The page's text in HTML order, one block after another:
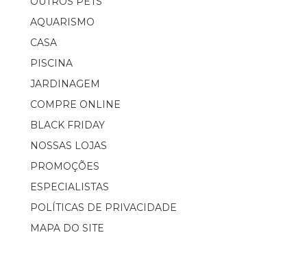
AQUARISMO
CASA
PISCINA
JARDINAGEM
COMPRE ONLINE
BLACK FRIDAY
NOSSAS LOJAS
PROMOÇÕES
ESPECIALISTAS
POLÍTICAS DE PRIVACIDADE
MAPA DO SITE